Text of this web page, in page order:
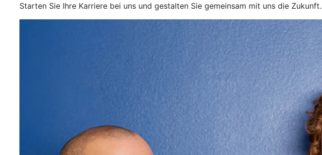
Starten Sie Ihre Karriere bei uns und gestalten Sie gemeinsam mit uns die Zukunft.